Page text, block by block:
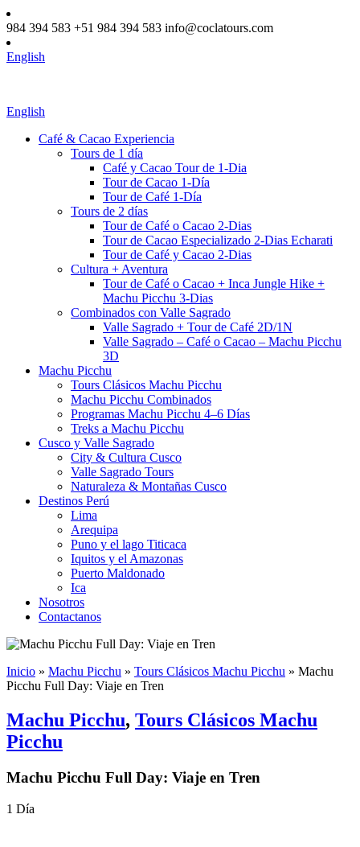
984 394 583 +51 984 394 583 info@coclatours.com
English
English
Café & Cacao Experiencia
Tours de 1 día
Café y Cacao Tour de 1-Dia
Tour de Cacao 1-Día
Tour de Café 1-Día
Tours de 2 días
Tour de Café o Cacao 2-Dias
Tour de Cacao Especializado 2-Dias Echarati
Tour de Café y Cacao 2-Dias
Cultura + Aventura
Tour de Café o Cacao + Inca Jungle Hike +
Machu Picchu 3-Dias
Combinados con Valle Sagrado
Valle Sagrado + Tour de Café 2D/1N
Valle Sagrado – Café o Cacao – Machu Picchu
3D
Machu Picchu
Tours Clásicos Machu Picchu
Machu Picchu Combinados
Programas Machu Picchu 4–6 Días
Treks a Machu Picchu
Cusco y Valle Sagrado
City & Cultura Cusco
Valle Sagrado Tours
Naturaleza & Montañas Cusco
Destinos Perú
Lima
Arequipa
Puno y el lago Titicaca
Iquitos y el Amazonas
Puerto Maldonado
Ica
Nosotros
Contactanos
Inicio » Machu Picchu » Tours Clásicos Machu Picchu » Machu
Picchu Full Day: Viaje en Tren
Machu Picchu, Tours Clásicos Machu
Picchu
Machu Picchu Full Day: Viaje en Tren
1 Día